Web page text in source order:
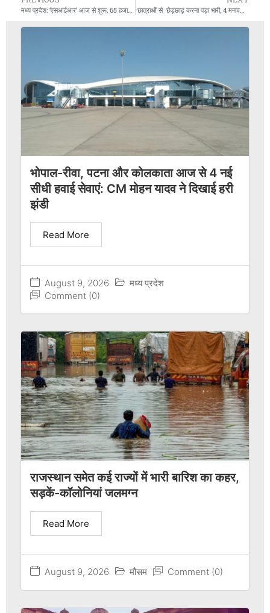
मध्य प्रदेश: ‘एसआईआर’ आज से शुरू, 65 हजार BLO 72 हजार बूथों पर घर-घर जाएंगे छात्राओं से छेड़छाड़ करना पड़ा भारी, 4 मनचलों को सरेआम सबक सिखाकर भेजा जेल
भोपाल-रीवा, पटना और कोलकाता आज से 4 नई
सीधी हवाई सेवाएं: CM मोहन यादव ने दिखाई हरी
झंडी
August 9, 2026
मध्य प्रदेश
Comment (0)
Read More
राजस्थान समेत कई राज्यों में भारी बारिश का कहर,
सड़कें-कॉलोनियां जलमग्न
August 9, 2026 मौसम Comment (0)
Read More